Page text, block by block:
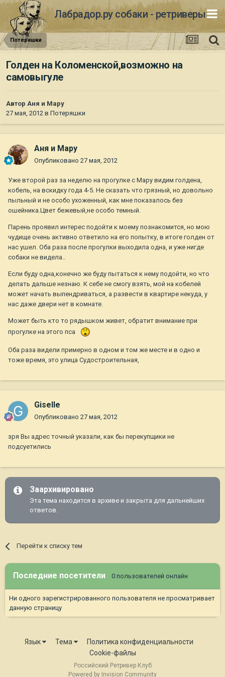
Лабрадор.ру собаки - ретриверы
Потеряшки
Голден на Коломенской,возможно на
самовыгуле
Автор Аня и Мару
27 мая, 2012 в Потеряшки
Аня и Мару
Опубликовано 27 мая, 2012
Уже второй раз за неделю на прогулке с Мару видим голдена,
кобель, на вскидку года 4-5. Не сказать что грязный, но довольно
пыльный и не особо ухоженный, как мне показалось без
ошейника.Цвет бежевый,не особо темный.
Парень проявил интерес подойти к моему познакомится, но мою
чудище очень активно ответило на его попытку, в итоге голден от
нас ушел. Оба раза после прогулки выходила одна, и уже нигде
собаки не видела..
Если буду одна,конечно же буду пытаться к нему подойти, но что
делать дальше незнаю. К себе не смогу взять, мой на кобелей
может начать выпендриваться, а развести в квартире некуда, у
нас даже двери нет в комнате.
Может быть кто то рядышком живет, обратит внимание при
прогулке на этого пса
Оба раза видели примерно в одном и том же месте и в одно и
тоже время, это улица Судостроительная,
Giselle
Опубликовано 27 мая, 2012
зря Вы адрес точный указали, как бы перекупщики не
подсуетились
Заархивировано
Эта тема находится в архиве и закрыта для дальнейших
ответов.
Перейти к списку тем
Последние посетители 0 пользователей онлайн
Ни одного зарегистрированного пользователя не просматривает
данную страницу
Язык Тема
Политика конфиденциальности
Cookie-файлы
Российский Ретривер Клуб
Powered by Invision Community